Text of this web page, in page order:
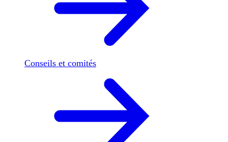
Conseils et comités